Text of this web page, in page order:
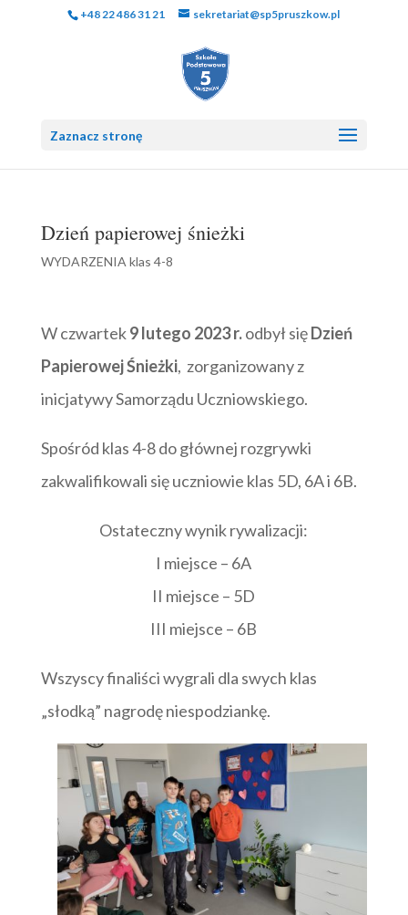
+48 22 486 31 21 sekretariat@sp5pruszkow.pl
Zaznacz stronę
Dzień papierowej śnieżki
WYDARZENIA klas 4-8
W czwartek9 lutego 2023 r.odbył sięDzień
Papierowej Śnieżki, zorganizowany z
inicjatywy Samorządu Uczniowskiego.
Spośród klas 4-8 do głównej rozgrywki
zakwalifikowali się uczniowie klas 5D, 6A i 6B.
Ostateczny wynik rywalizacji:
I miejsce – 6A
II miejsce – 5D
III miejsce – 6B
Wszyscy finaliści wygrali dla swych klas
„słodką” nagrodę niespodziankę.